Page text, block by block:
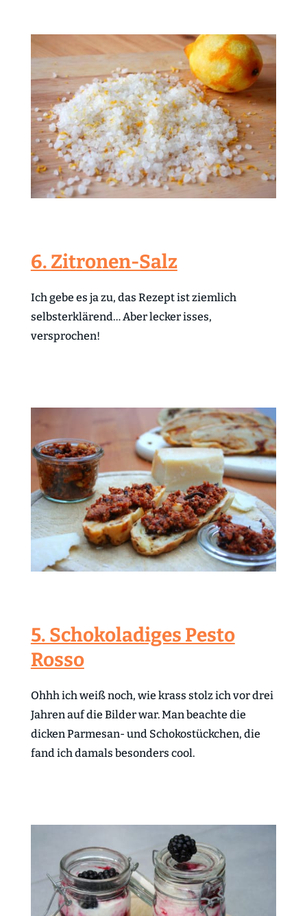
6. Zitronen-Salz
Ich gebe es ja zu, das Rezept ist ziemlich
selbsterklärend… Aber lecker isses,
versprochen!
5. Schokoladiges Pesto
Rosso
Ohhh ich weiß noch, wie krass stolz ich vor drei
Jahren auf die Bilder war. Man beachte die
dicken Parmesan- und Schokostückchen, die
fand ich damals besonders cool.